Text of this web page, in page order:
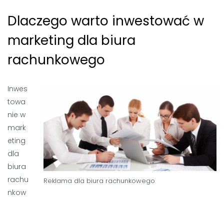
Dlaczego warto inwestować w
marketing dla biura
rachunkowego
Reklama dla biura rachunkowego
Inwes
towa
nie w
mark
eting
dla
biura
rachu
nkow